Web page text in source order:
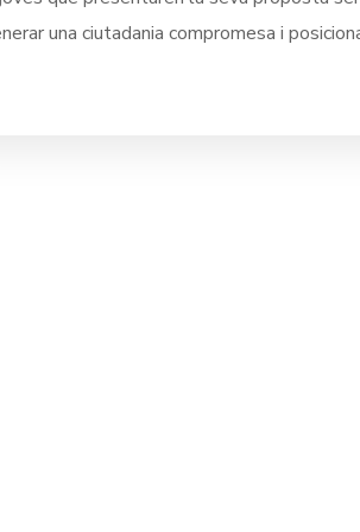
una ciutadania compromesa i